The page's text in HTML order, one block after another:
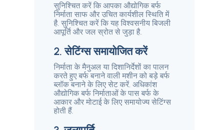
सुनिश्चित करें कि आपका औद्योगिक बर्फ
निर्माता साफ और उचित कार्यशील स्थिति में
है. सुनिश्चित करें कि यह विश्वसनीय बिजली
आपूर्ति और जल स्रोत से जुड़ा है.
2. सेटिंग्स समायोजित करें
निर्माता के मैनुअल या दिशानिर्देशों का पालन
करते हुए बर्फ बनाने वाली मशीन को बड़े बर्फ
ब्लॉक बनाने के लिए सेट करें. अधिकांश
औद्योगिक बर्फ निर्माताओं के पास बर्फ के
आकार और मोटाई के लिए समायोज्य सेटिंग्स
होती हैं.